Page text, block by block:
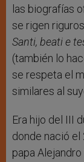
las biografías
se rigen
Santi, beati e
(también lo
se respeta el
similares al
Era hijo del III
donde nació el
papa